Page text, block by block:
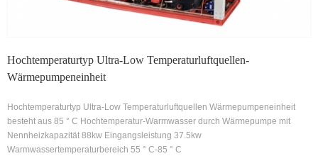
Hochtemperaturtyp Ultra-Low Temperaturluftquellen-
Wärmepumpeneinheit
Hochtemperaturtyp Ultra-Low Temperaturluftquellen Wärmepumpeneinheit
besteht aus 85 ° C Hochtemperatur-Warmwasser durch Wärmepumpe mit
Nennheizkapazität 88kw Eingangsleistung 37.5kw
Warmwassertemperaturbereich 55 ° C-85 ° C